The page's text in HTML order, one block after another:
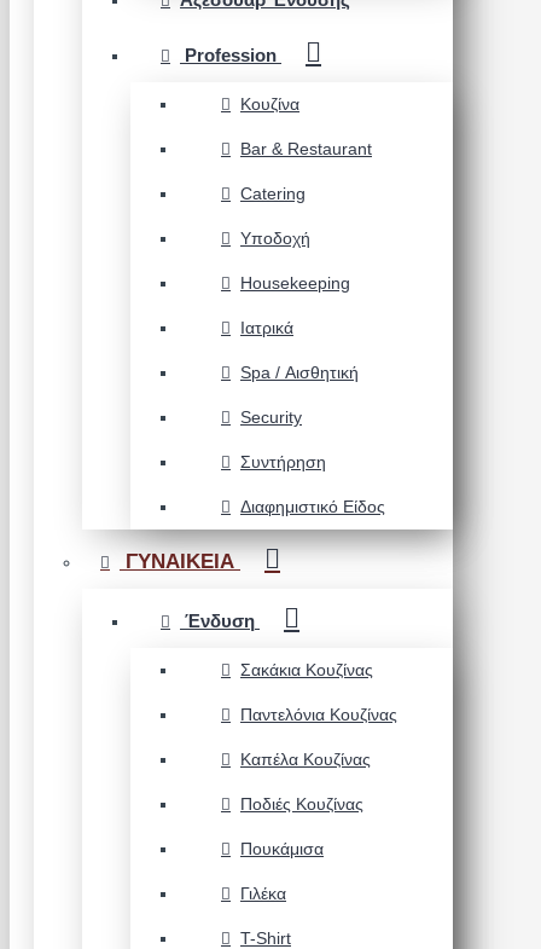
Profession
Κουζίνα
Bar & Restaurant
Catering
Υποδοχή
Housekeeping
Ιατρικά
Spa / Αισθητική
Security
Συντήρηση
Διαφημιστικό Είδος
ΓΥΝΑΙΚΕΙΑ
Ένδυση
Σακάκια Κουζίνας
Παντελόνια Κουζίνας
Καπέλα Κουζίνας
Ποδιές Κουζίνας
Πουκάμισα
Γιλέκα
T-Shirt